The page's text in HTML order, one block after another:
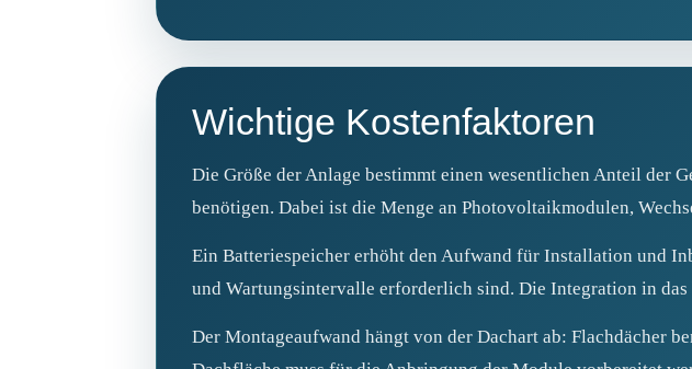
Wichtige Kostenfaktoren
Die Größe der Anlage bestimmt einen wesentlichen Anteil der
benötigen. Dabei ist die Menge an Photovoltaikmodulen,
Ein Batteriespeicher erhöht den Aufwand für Installation und
und Wartungsintervalle erforderlich sind. Die Integration in
Der Montageaufwand hängt von der Dachart ab: Flachdächer